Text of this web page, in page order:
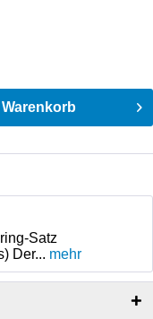
Warenkorb
Satz
Der... mehr